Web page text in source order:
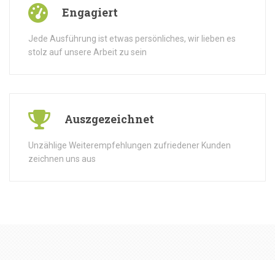
Engagiert
Jede Ausführung ist etwas persönliches, wir lieben es
stolz auf unsere Arbeit zu sein
Auszgezeichnet
Unzählige Weiterempfehlungen zufriedener Kunden
zeichnen uns aus